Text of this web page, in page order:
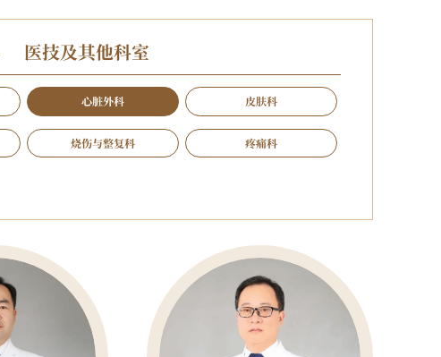
医技及其他科室
心脏外科 皮肤科
烧伤与整复科 疼痛科